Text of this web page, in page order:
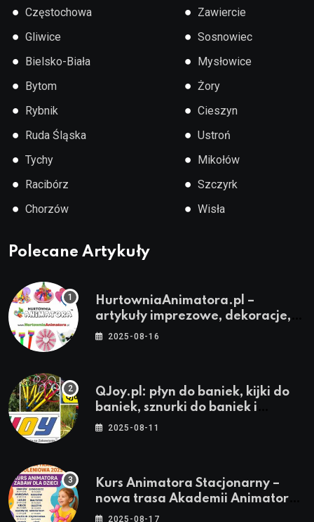
● Częstochowa
● Gliwice
● Bielsko-Biała
● Bytom
● Rybnik
● Ruda Śląska
● Tychy
● Racibórz
● Chorzów
● Zawiercie
● Sosnowiec
● Mysłowice
● Żory
● Cieszyn
● Ustroń
● Mikołów
● Szczyrk
● Wisła
Polecane Artykuły
HurtowniaAnimatora.pl –
artykuły imprezowe, dekoracje,
stroje i akcesoria dla animatorów
2025-08-16
QJoy.pl: płyn do baniek, kijki do
baniek, sznurki do baniek i
zestawy do baniek
2025-08-11
Kurs Animatora Stacjonarny –
nowa trasa Akademii Animatora
– jesień 2025
2025-08-17